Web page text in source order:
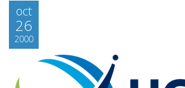
oct
26
2000